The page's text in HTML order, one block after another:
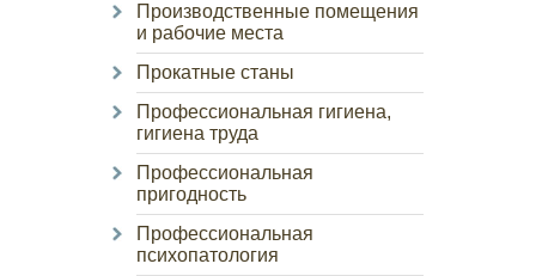
Производственные помещения
и рабочие места
Прокатные станы
Профессиональная гигиена,
гигиена труда
Профессиональная
пригодность
Профессиональная
психопатология